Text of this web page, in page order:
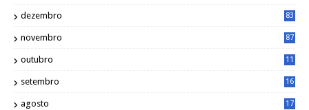
dezembro 83
novembro 87
outubro
11
setembro
16
agosto
17